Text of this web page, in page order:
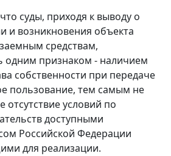
суды, приходя к выводу о
и возникновения объекта
средствам,
одним признаком - наличием
собственности при передаче
пользование, тем самым не
условий по
доступными
Российской Федерации
для реализации.